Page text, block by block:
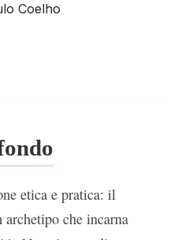
Coelho
etica e pratica: il
che incarna